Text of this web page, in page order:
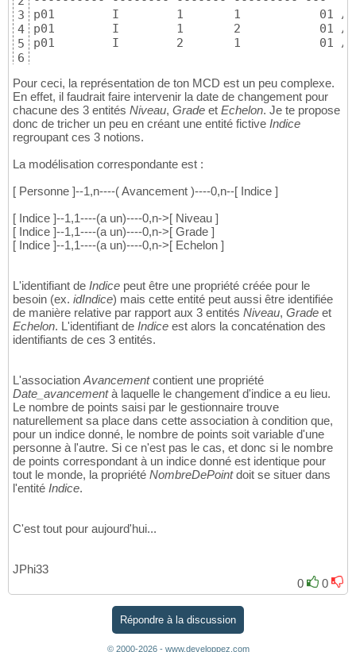
3
4
5
6
p01        I        1       1		01 /01/09  150
p01        I        1       2		01 /09/09  160
p01        I
Pour ceci, la représentation de ton MCD est un peu complexe.
En effet, il faudrait faire intervenir la date de changement pour
chacune des 3 entités Niveau, Grade et Echelon. Je te propose
donc de tricher un peu en créant une entité fictive Indice
regroupant ces 3 notions.
La modélisation correspondante est :
[ Personne ]--1,n----( Avancement )----0,n--[ Indice ]
[ Indice ]--1,1----(a un)----0,n->[ Niveau ]
[ Indice ]--1,1----(a un)----0,n->[ Grade ]
[ Indice ]--1,1----(a un)----0,n->[ Echelon ]
L'identifiant de Indice peut être une propriété créée pour le
besoin (ex. idIndice) mais cette entité peut aussi être identifiée
de manière relative par rapport aux 3 entités Niveau, Grade et
Echelon. L'identifiant de Indice est alors la concaténation des
identifiants de ces 3 entités.
L'association Avancementcontient une propriété
Date_avancementà laquelle le changement d'indice a eu lieu.
Le nombre de points saisi par le gestionnaire trouve
naturellement sa place dans cette association à condition que,
pour un indice donné, le nombre de points soit variable d'une
personne à l'autre. Si ce n'est pas le cas, et donc si le nombre
de points correspondant à un indice donné est identique pour
tout le monde, la propriété NombreDePointdoit se situer dans
l'entité Indice.
C'est tout pour aujourd'hui...
JPhi33
0
0
Répondre à la discussion
© 2000-2026 - www.developpez.com